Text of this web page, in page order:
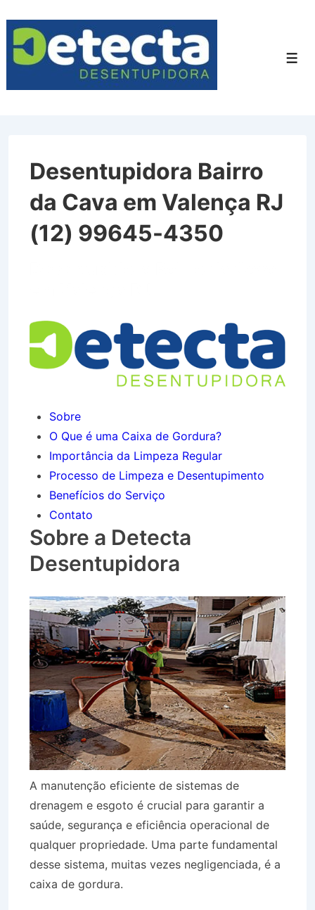
para
Conteúdo
Desentupidora Bairro
da Cava em Valença RJ
(12) 99645-4350
Sobre
O Que é uma Caixa de Gordura?
Importância da Limpeza Regular
Processo de Limpeza e Desentupimento
Benefícios do Serviço
Contato
Sobre a Detecta
Desentupidora
A manutenção eficiente de sistemas de
drenagem e esgoto é crucial para garantir a
saúde, segurança e eficiência operacional de
qualquer propriedade. Uma parte fundamental
desse sistema, muitas vezes negligenciada, é a
caixa de gordura.